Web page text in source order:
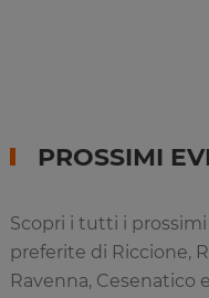
PROSSIMI
Scopri i tutti i
preferite di Riccione,
Ravenna, Cesenatico